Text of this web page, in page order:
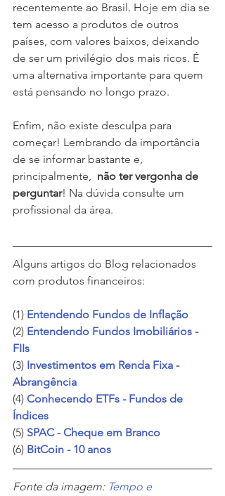
recentemente ao Brasil. Hoje em dia se
tem acesso a produtos de outros
países, com valores baixos, deixando
de ser um privilégio dos mais ricos. É
uma alternativa importante para quem
está pensando no longo prazo.
Enfim, não existe desculpa para
começar! Lembrando da importância
de se informar bastante e,
principalmente, não ter vergonha de
perguntar! Na dúvida consulte um
profissional da área.
Alguns artigos do Blog relacionados
com produtos financeiros:
(1) Entendendo Fundos de Inflação
(2) Entendendo Fundos Imobiliários -
FIIs
(3) Investimentos em Renda Fixa -
Abrangência
(4) Conhecendo ETFs - Fundos de
Índices
(5) SPAC - Cheque em Branco
(6) BitCoin - 10 anos
Fonte da imagem: Tempo e